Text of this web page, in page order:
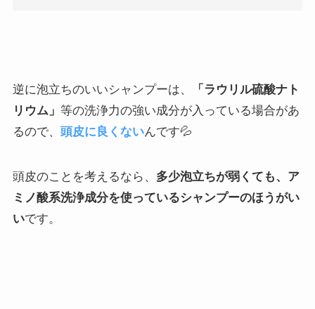
逆に泡立ちのいいシャンプーは、
「ラウリル硫酸ナト
リウム」 等の洗浄力の強い成分が入っている場合があ
るので、 頭皮に良くないんです💦
頭皮のことを考えるなら、 多少泡立ちが弱くても、ア
ミノ酸系洗浄成分を使っているシャンプーのほうがい
いです。